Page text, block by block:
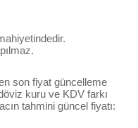
son fiyat güncelleme
kuru ve KDV farkı
tahmini güncel fiyatı: